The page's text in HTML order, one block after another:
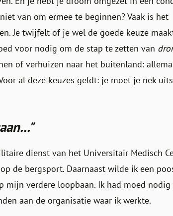
van om ermee te beginnen? Vaak is het
Je twijfelt of je wel de goede keuze
voor nodig om de stap te zetten van
of verhuizen naar het buitenland:
al deze keuzes geldt: je moet je nek
dienst van het Universitair Medisch
de bergsport. Daarnaast wilde ik een
verdere loopbaan. Ik had moed nodig
aan de organisatie waar ik werkte.